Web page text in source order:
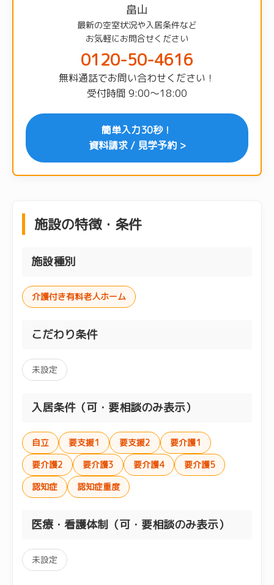
畠山
最新の空室状況や入居条件など
お気軽にお問合せください
0120-50-4616
無料通話でお問い合わせください！
受付時間 9:00〜18:00
簡単入力30秒！
資料請求 / 見学予約 >
施設の特徴・条件
施設種別
介護付き有料老人ホーム
こだわり条件
未設定
入居条件（可・要相談のみ表示）
自立 要支援1 要支援2
要介護1
要介護2
要介護3 要介護4
要介護5
認知症
認知症重度
医療・看護体制（可・要相談のみ表示）
未設定